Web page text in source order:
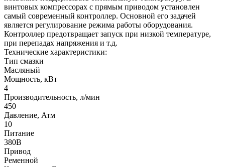
винтовых компрессорах с прямым приводом установлен
самый современный контроллер. Основной его задачей
является регулирование режима работы оборудования.
Контроллер предотвращает запуск при низкой температуре,
при перепадах напряжения и т.д.
Технические характеристики:
Тип смазки
Масляный
Мощность, кВт
4
Производительность, л/мин
450
Давление, Атм
10
Питание
380В
Привод
Ременной